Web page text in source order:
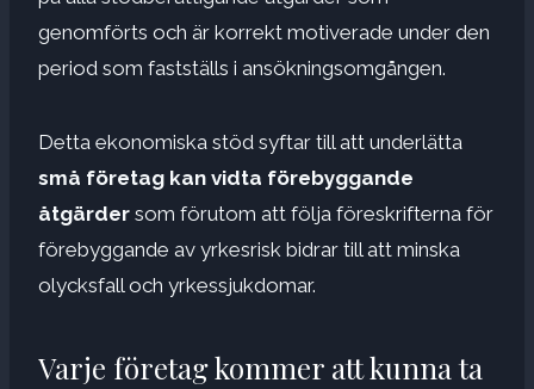
genomförts och är korrekt motiverade under den
period som fastställs i ansökningsomgången.
Detta ekonomiska stöd syftar till att underlätta
små företag kan vidta förebyggande
åtgärder som förutom att följa föreskrifterna för
förebyggande av yrkesrisk bidrar till att minska
olycksfall och yrkessjukdomar.
Varje företag kommer att kunna ta